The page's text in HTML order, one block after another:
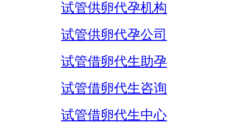
试管供卵代孕机构
试管供卵代孕公司
试管借卵代生助孕
试管借卵代生咨询
试管借卵代生中心